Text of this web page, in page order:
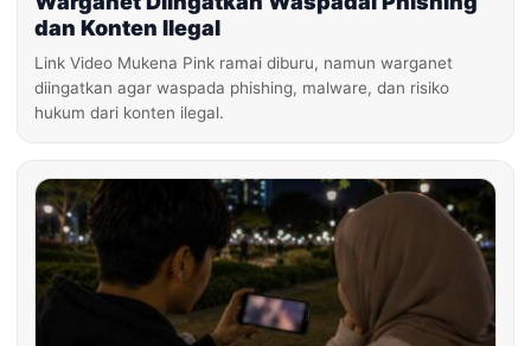
dan Konten Ilegal
Link Video Mukena Pink ramai diburu, namun warganet
diingatkan agar waspada phishing, malware, dan risiko
hukum dari konten ilegal.